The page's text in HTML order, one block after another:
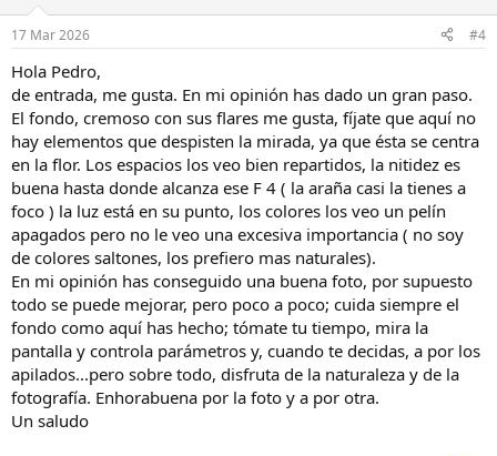
e
:
17 Mar 2026 #4
Hola Pedro,
de entrada, me gusta. En mi opinión has dado un gran paso.
El fondo, cremoso con sus flares me gusta, fíjate que aquí no
hay elementos que despisten la mirada, ya que ésta se centra
en la flor. Los espacios los veo bien repartidos, la nitidez es
buena hasta donde alcanza ese F 4 ( la araña casi la tienes a
foco ) la luz está en su punto, los colores los veo un pelín
apagados pero no le veo una excesiva importancia ( no soy
de colores saltones, los prefiero mas naturales).
En mi opinión has conseguido una buena foto, por supuesto
todo se puede mejorar, pero poco a poco; cuida siempre el
fondo como aquí has hecho; tómate tu tiempo, mira la
pantalla y controla parámetros y, cuando te decidas, a por los
apilados...pero sobre todo, disfruta de la naturaleza y de la
fotografía. Enhorabuena por la foto y a por otra.
Un saludo